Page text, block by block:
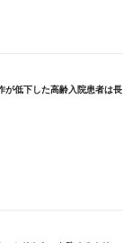
が低下した高齢入院患者は長